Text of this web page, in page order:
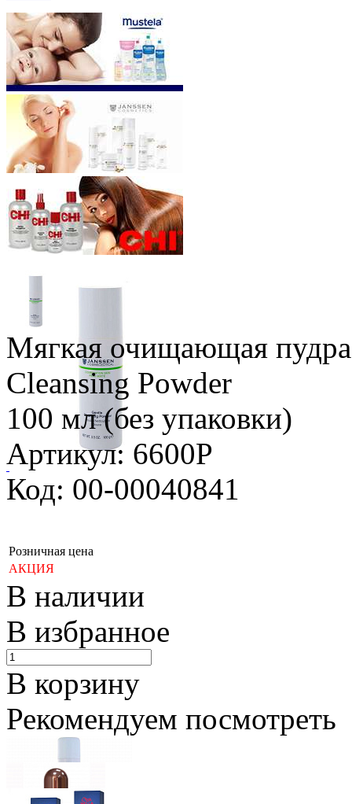
Мягкая очищающая
Cleansing Powder
100 мл (без упаковки)
Артикул: 6600P
Код: 00-00040841
Розничная цена
АКЦИЯ
В наличии
В избранное
В корзину
Рекомендуем посмотреть